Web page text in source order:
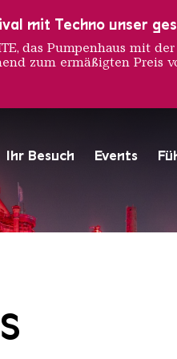
Ihr Besuch Events
in Rot
Weltkulturerbe
mit Techno unser
das Pumpenhaus mit
zum ermäßigten Preis